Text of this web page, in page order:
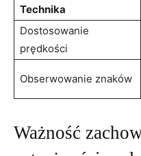
Technika
Dostosowanie
prędkości
Obserwowanie znaków
Ważność